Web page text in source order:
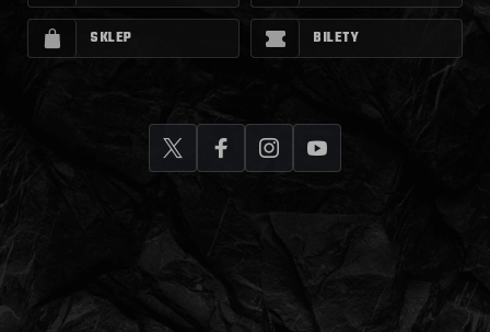
SKLEP BILETY